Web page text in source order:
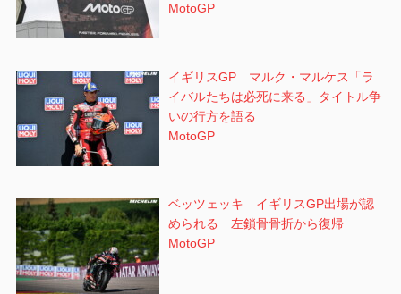
MotoGP
イギリスGP マルク・マルケス「ラ
イバルたちは必死に来る」タイトル争
いの行方を語る
MotoGP
ベッツェッキ イギリスGP出場が認
められる 左鎖骨骨折から復帰
MotoGP